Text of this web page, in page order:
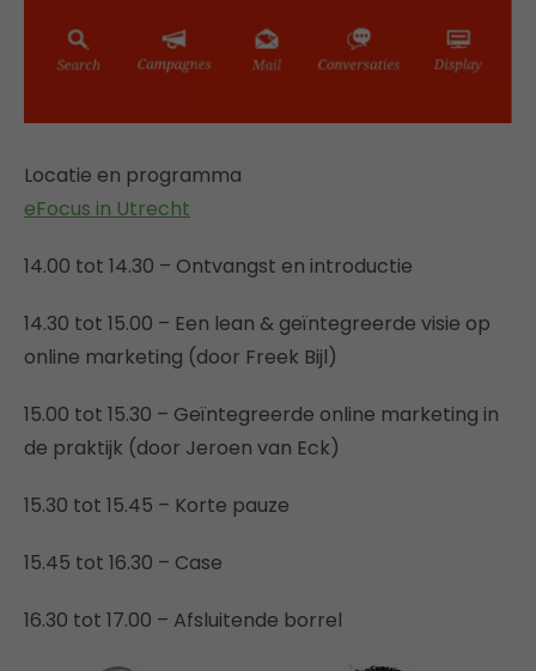
Locatie en programma
eFocus in Utrecht
14.00 tot 14.30 – Ontvangst en introductie
14.30 tot 15.00 – Een lean & geïntegreerde visie op
online marketing (door Freek Bijl)
15.00 tot 15.30 – Geïntegreerde online marketing in
de praktijk (door Jeroen van Eck)
15.30 tot 15.45 – Korte pauze
15.45 tot 16.30 – Case
16.30 tot 17.00 – Afsluitende borrel